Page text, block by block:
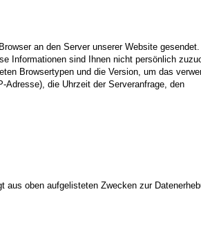
an den Server unserer Website
Informationen sind Ihnen nicht persönlich
Browsertypen und die Version, um das
Adresse), die Uhrzeit der Serveranfrage, den
oben aufgelisteten Zwecken zur